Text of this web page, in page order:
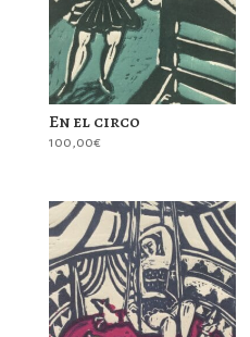
En el circo
100,00€